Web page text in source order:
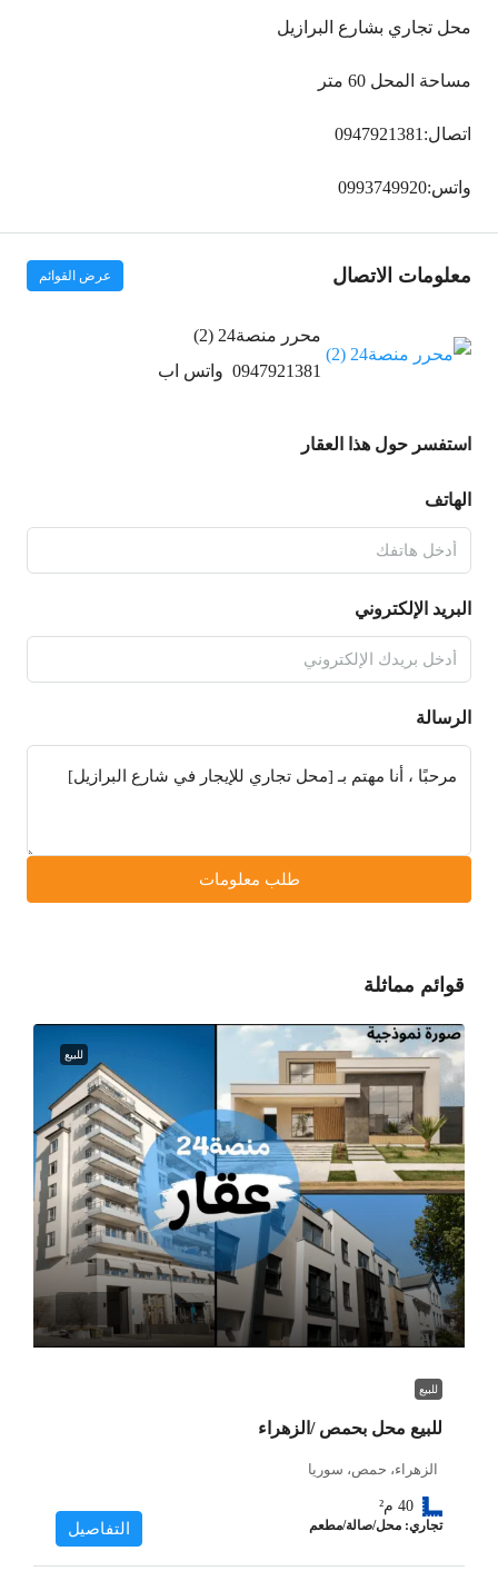
محل تجاري بشارع البرازيل
مساحة المحل 60 متر
اتصال:0947921381
واتس:0993749920
معلومات الاتصال عرض القوائم
محرر منصة24 (2)
0947921381 واتس اب
استفسر حول هذا العقار
الهاتف
البريد الإلكتروني
الرسالة
طلب معلومات
قوائم مماثلة
للبيع
للبيع
للبيع محل بحمص /الزهراء
الزهراء، حمص، سوريا
40 م²
تجاري: محل/صالة/مطعم التفاصيل